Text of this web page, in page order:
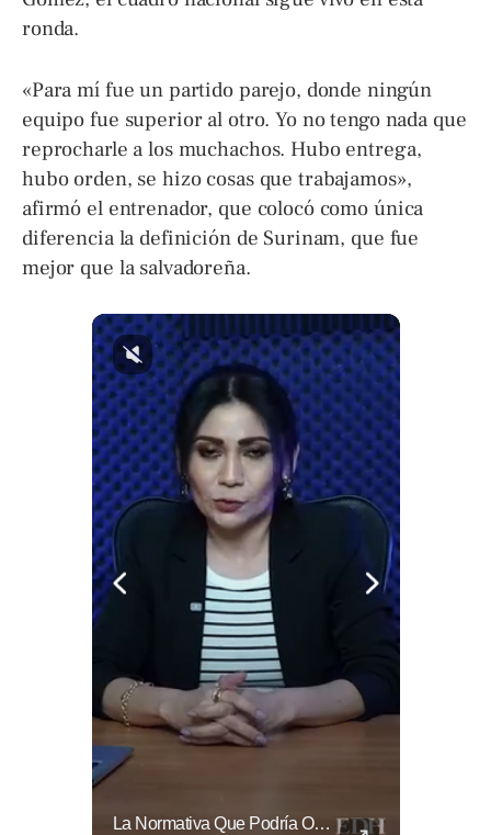
ronda.
«Para mí fue un partido parejo, donde ningún
equipo fue superior al otro. Yo no tengo nada que
reprocharle a los muchachos. Hubo entrega,
hubo orden, se hizo cosas que trabajamos»,
afirmó el entrenador, que colocó como única
diferencia la definición de Surinam, que fue
mejor que la salvadoreña.
La Normativa Que Podría Obligar A Miles De Solicitantes A Salir De Estados Unidos Para Tramitar Su Residencia En Sus Países De Origen Sigue Vigente.